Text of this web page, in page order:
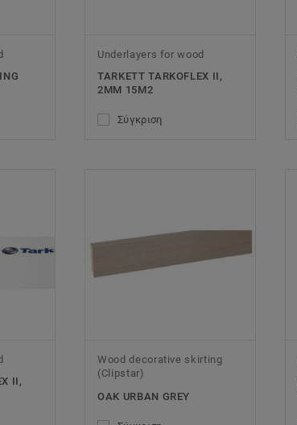
Underlayers for wood
TARKETT TARKOFLEX II,
2MM 15M2
Σύγκριση
II,
Wood decorative skirting
(Clipstar)
OAK URBAN GREY